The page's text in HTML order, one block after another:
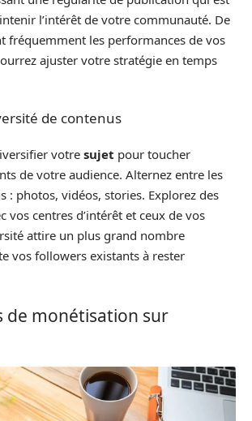
l’intérêt de votre communauté. De
fréquemment les performances de vos
ajuster votre stratégie en temps
de contenus
votre sujet pour toucher
de votre audience. Alternez entre les
: photos, vidéos, stories. Explorez des
vos centres d’intérêt et ceux de vos
attire un plus grand nombre
vos followers existants à rester
de monétisation sur